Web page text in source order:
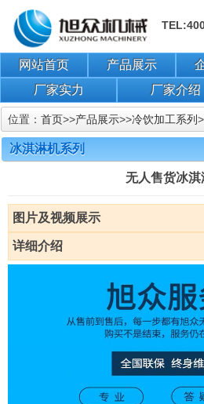
网站首页 产品展示
厂家实力
厂家介绍
位置： 首页>>产品展示>>冷饮加工系列
冰淇淋机系列
无人售货冰淇
图片及视频展示
详细介绍